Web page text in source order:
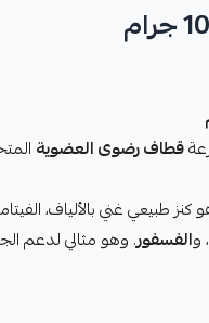
قطاف رضوى العضوية
طبيعي غني بالألياف،
، والفسفور. وهو مثالي لدعم